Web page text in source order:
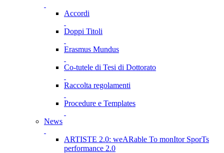
Accordi
Doppi Titoli
Erasmus Mundus
Co-tutele di Tesi di Dottorato
Raccolta regolamenti
Procedure e Templates
News
ARTISTE 2.0: weARable To monItor SporTs
performance 2.0